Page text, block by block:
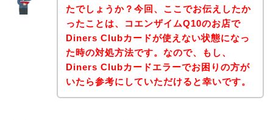
たでしょうか？今回、ここでお伝えしたか
ったことは、コエンザイムQ10のお店で
Diners Clubカードが使えない状態になっ
た時の対処方法です。なので、もし、
Diners Clubカードエラーでお困りの方が
いたら参考にしていただけると幸いです。